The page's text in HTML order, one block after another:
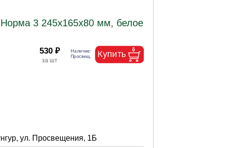
3 245х165х80 мм, белое
530 ₽
ул. Просвещения, 1Б